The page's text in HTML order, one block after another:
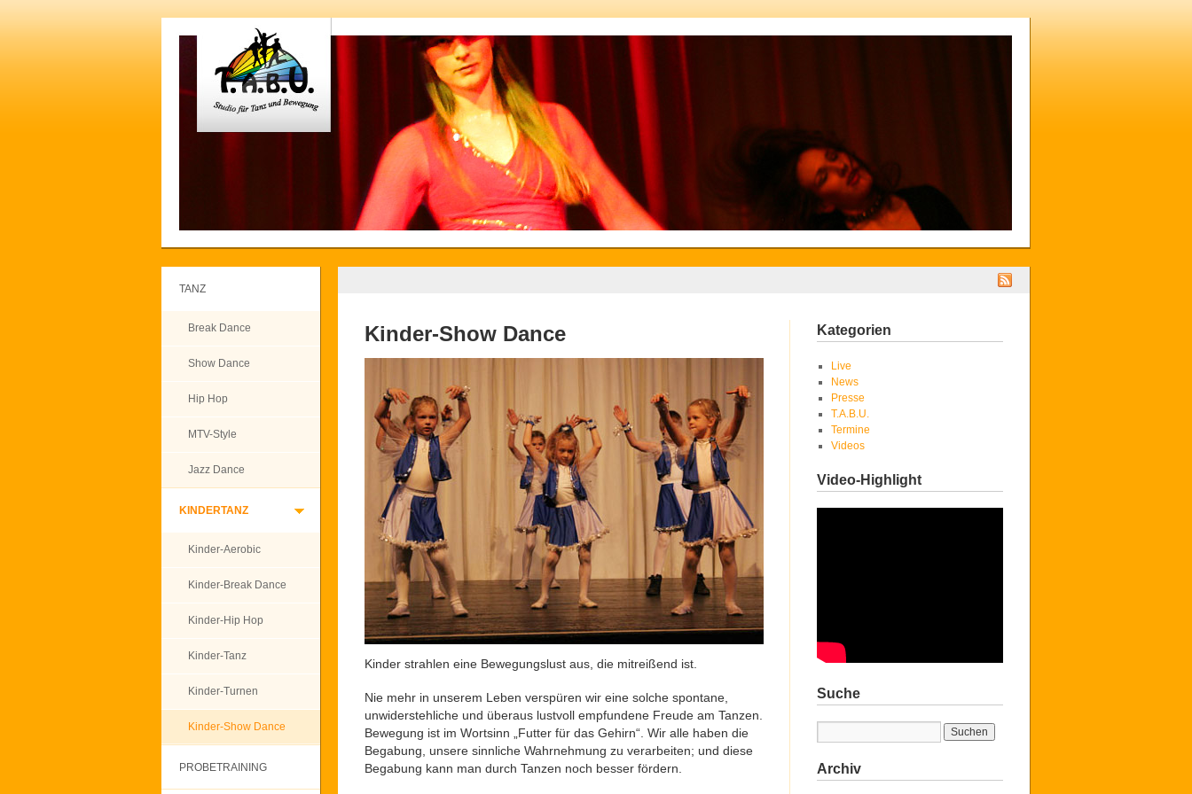
TANZ
Break Dance
Show Dance
Hip Hop
MTV-Style
Jazz Dance
KINDERTANZ
Kinder-Aerobic
Kinder-Break Dance
Kinder-Hip Hop
Kinder-Tanz
Kinder-Turnen
Kinder-Show Dance
PROBETRAINING
Kinder-Show Dance
Kinder strahlen eine Bewegungslust aus, die mitreißend ist.
Nie mehr in unserem Leben verspüren wir eine solche spontane,
unwiderstehliche und überaus lustvoll empfundene Freude am Tanzen.
Bewegung ist im Wortsinn „Futter für das Gehirn“. Wir alle haben die
Begabung, unsere sinnliche Wahrnehmung zu verarbeiten; und diese
Begabung kann man durch Tanzen noch besser fördern.
Kategorien
Live
News
Presse
T.A.B.U.
Termine
Videos
Video-Highlight
Suche
Archiv